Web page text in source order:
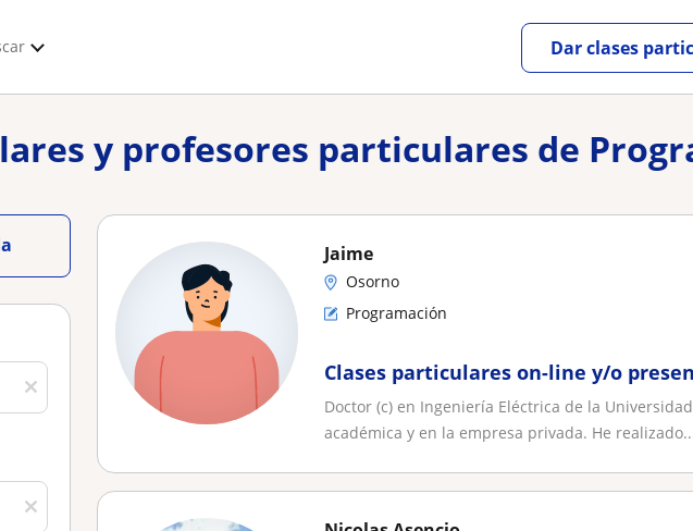
Dar clases
y profesores particulares de
Jaime
Osorno
Programación
Clases particulares on-line y/o
Doctor (c) en Ingeniería Eléctrica de la
académica y en la empresa privada. He